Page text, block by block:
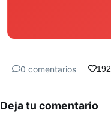
0 comentarios 192
Deja tu comentario